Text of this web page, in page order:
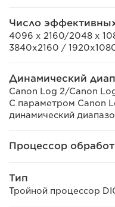
Число
4096 x 2160/2048 x
3840x2160 /
Динамический
Canon Log 2/Canon
С параметром Canon
динамический
Процессор
Тип
Тройной процессор